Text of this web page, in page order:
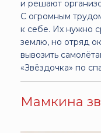
и решают
С огромным
к себе. Их нужно
землю, но отряд
вывозить
«Звёздочка» по
Мамкина